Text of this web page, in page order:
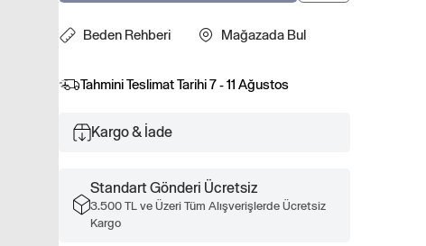
Beden Rehberi Mağazada Bul
Tahmini Teslimat Tarihi7 - 11 Ağustos
Kargo & İade
Standart Gönderi Ücretsiz
3.500 TL ve Üzeri Tüm Alışverişlerde Ücretsiz
Kargo